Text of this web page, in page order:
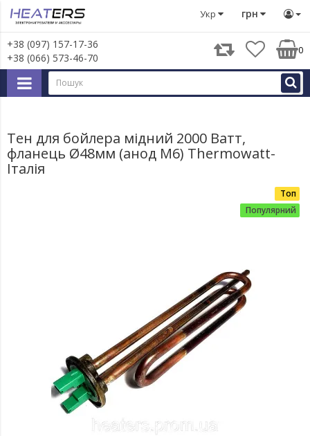
грн
Укр
+38 (097) 157-17-36
+38 (066) 573-46-70
0
Запчастини для великої побутової техніки Запчастини
Тен для бойлера мідний 2000 Ватт,
фланець Ø48мм (анод М6) Thermowatt-
Італія
Топ
Популярний